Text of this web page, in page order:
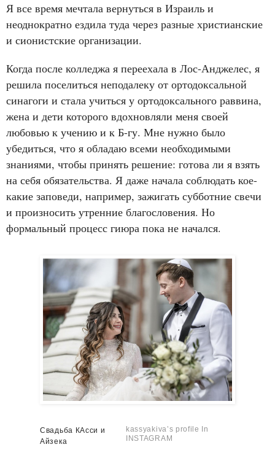
Я все время мечтала вернуться в Израиль и
неоднократно ездила туда через разные христианские
и сионистские организации.
Когда после колледжа я переехала в Лос-Анджелес, я
решила поселиться неподалеку от ортодоксальной
синагоги и стала учиться у ортодоксального раввина,
жена и дети которого вдохновляли меня своей
любовью к учению и к Б-гу. Мне нужно было
убедиться, что я обладаю всеми необходимыми
знаниями, чтобы принять решение: готова ли я взять
на себя обязательства. Я даже начала соблюдать кое-
какие заповеди, например, зажигать субботние свечи
и произносить утренние благословения. Но
формальный процесс гиюра пока не начался.
Свадьба КАсси и
Айзека
kassyakiva’s profile In
INSTAGRAM